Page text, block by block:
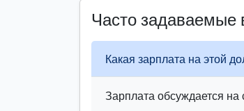
Часто задаваемые
Какая зарплата на этой
Зарплата обсуждается